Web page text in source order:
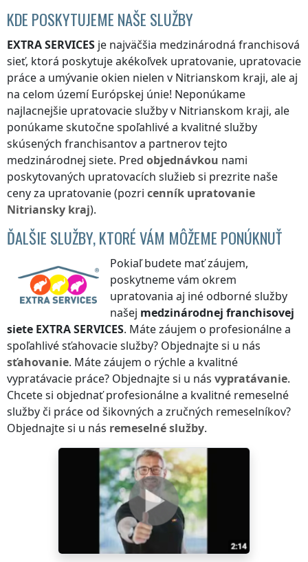
KDE POSKYTUJEME NAŠE SLUŽBY
EXTRA SERVICES je najväčšia medzinárodná franchisová
sieť, ktorá poskytuje akékoľvek upratovanie, upratovacie
práce a umývanie okien nielen v Nitrianskom kraji, ale aj
na celom území Európskej únie! Neponúkame
najlacnejšie upratovacie službyv Nitrianskom kraji, ale
ponúkame skutočne spoľahlivé a kvalitné služby
skúsených franchisantov a partnerov tejto
medzinárodnej siete. Pred objednávkou nami
poskytovaných upratovacích služieb si prezrite naše
ceny za upratovanie (pozri cenník upratovanie
Nitriansky kraj).
ĎALŠIE SLUŽBY, KTORÉ VÁM MÔŽEME PONÚKNUŤ
Pokiaľ budete mať záujem,
poskytneme vám okrem
upratovania aj iné odborné služby
našej medzinárodnej franchisovej
siete EXTRA SERVICES. Máte záujem o profesionálne a
spoľahlivé sťahovacie služby? Objednajte si u nás
sťahovanie. Máte záujem o rýchle a kvalitné
vypratávacie práce? Objednajte si u nás vypratávanie.
Chcete si objednať profesionálne a kvalitné remeselné
služby či práce od šikovných a zručných remeselníkov?
Objednajte si u nás remeselné služby.